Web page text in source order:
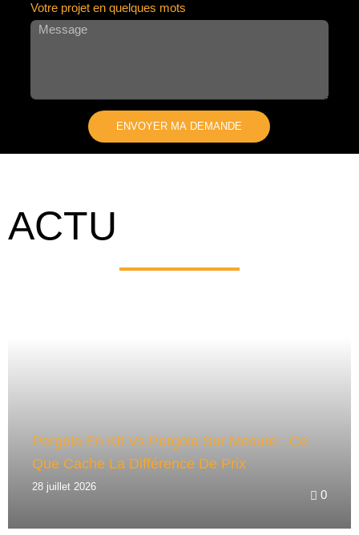
Votre projet en quelques mots
ENVOYER MA DEMANDE
A
R
ACTU
Pergola En Kit Vs Pergola Sur Mesure : Ce
Que Cache La Différence De Prix
28 juillet 2026
0